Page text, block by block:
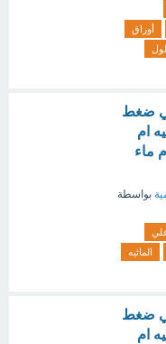
أوراق
ضغط
ام
ماء
بواسطة
المائيه
ضغط
ام